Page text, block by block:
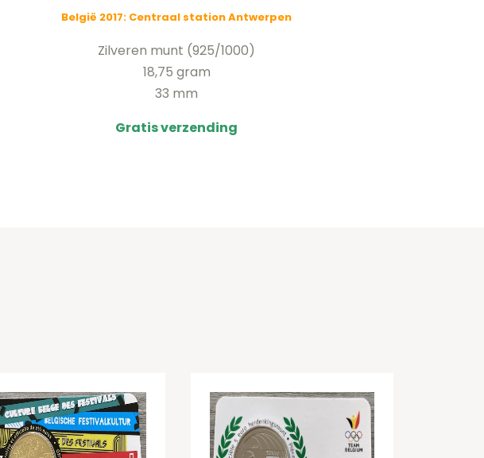
België 2017: Centraal station Antwerpen
Zilveren munt (925/1000)
18,75 gram
33 mm
Gratis verzending